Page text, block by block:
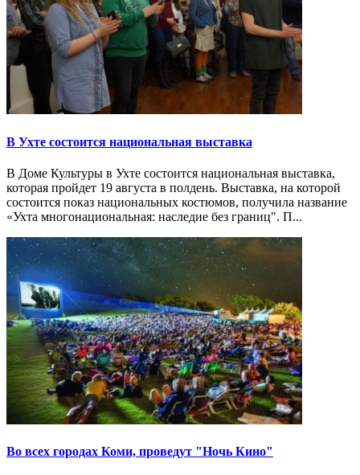
В Ухте состоится национальная выставка
В Доме Культуры в Ухте состоится национальная выставка,
которая пройдет 19 августа в полдень. Выставка, на которой
состоится показ национальных костюмов, получила название
«Ухта многонациональная: наследие без границ". П...
Во всех городах Коми, проведут "Ночь Кино"